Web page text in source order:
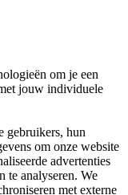
om je een
jouw individuele
gebruikers, hun
om onze website
advertenties
te analyseren. We
met externe